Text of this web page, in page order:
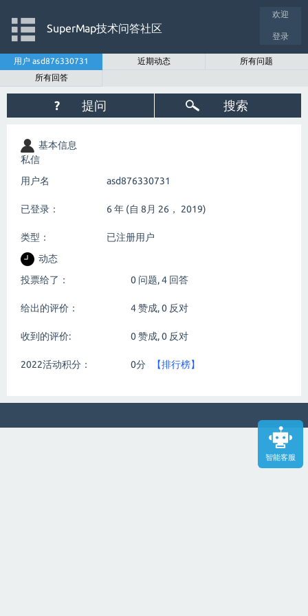
智能客服
欢迎
登录
SuperMap技术问答社区
用户 asd876330731 近期动态
所有问题
所有回答
? 提问 搜索
基本信息
私信
用户名
asd876330731
已登录： 6 年 (自 8月 26， 2019)
类型：
已注册用户
动态
投票给了：
0 问题,4 回答
给出的评价： 4赞成,0 反对
收到的评价: 0赞成,0 反对
2022活动积分： 0分 【排行榜】